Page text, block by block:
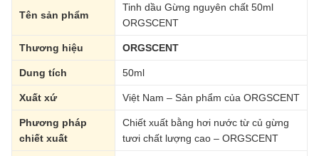
Tên sản phẩm
Tinh dầu Gừng nguyên chất 50ml
ORGSCENT
Thương hiệu ORGSCENT
Dung tích 50ml
Xuất xứ Việt Nam – Sản phẩm của ORGSCENT
Phương pháp
chiết xuất
Chiết xuất bằng hơi nước từ củ gừng
tươi chất lượng cao – ORGSCENT